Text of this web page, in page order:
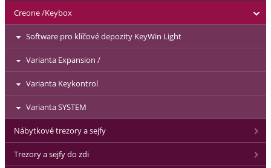
Creone /Keybox
Software pro klíčové depozity KeyWin Light
Varianta Expansion /
Varianta Keykontrol
Varianta SYSTEM
Nábytkové trezory a sejfy
Trezory a sejfy do zdi